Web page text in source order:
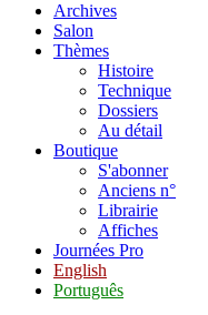
Archives
Salon
Thèmes
Histoire
Technique
Dossiers
Au détail
Boutique
S'abonner
Anciens n°
Librairie
Affiches
Journées Pro
English
Português